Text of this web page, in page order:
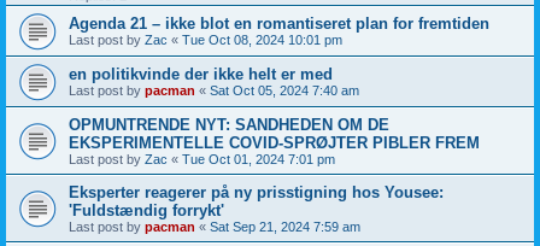
Agenda 21 – ikke blot en romantiseret plan for fremtiden
Last post by Zac « Tue Oct 08, 2024 10:01 pm
en politikvinde der ikke helt er med
Last post by pacman « Sat Oct 05, 2024 7:40 am
OPMUNTRENDE NYT: SANDHEDEN OM DE
EKSPERIMENTELLE COVID-SPRØJTER PIBLER FREM
Last post by Zac « Tue Oct 01, 2024 7:01 pm
Eksperter reagerer på ny prisstigning hos Yousee:
'Fuldstændig forrykt'
Last post by pacman « Sat Sep 21, 2024 7:59 am